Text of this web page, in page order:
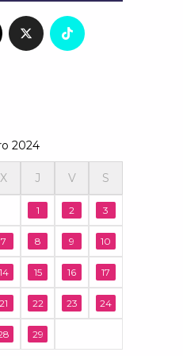
2024
X J V S
1 2 3
7 8 9 10
14 15 16 17
21 22 23 24
29